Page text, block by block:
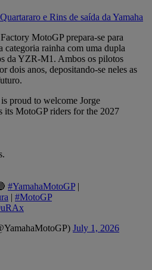
e Rins de saída da Yamaha
MotoGP prepara-se para
categoria rainha com uma dupla
da YZR-M1. Ambos os pilotos
dois anos, depositando-se neles as
proud to welcome Jorge
its MotoGP riders for the 2027
#YamahaMotoGP|
| #MotoGP
July 1, 2026